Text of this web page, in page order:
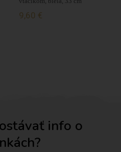
9,60 €
info o